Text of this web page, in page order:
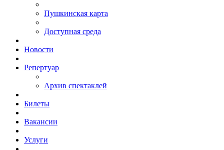
Пушкинская карта
Доступная среда
Новости
Репертуар
Архив спектаклей
Билеты
Вакансии
Услуги